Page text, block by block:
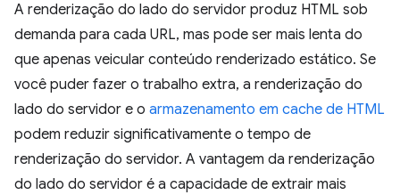
A renderização do lado do servidor produz HTML sob
demanda para cada URL, mas pode ser mais lenta do
que apenas veicular conteúdo renderizado estático. Se
você puder fazer o trabalho extra, a renderização do
lado do servidor e o armazenamento em cache de HTML
podem reduzir significativamente o tempo de
renderização do servidor. A vantagem da renderização
do lado do servidor é a capacidade de extrair mais